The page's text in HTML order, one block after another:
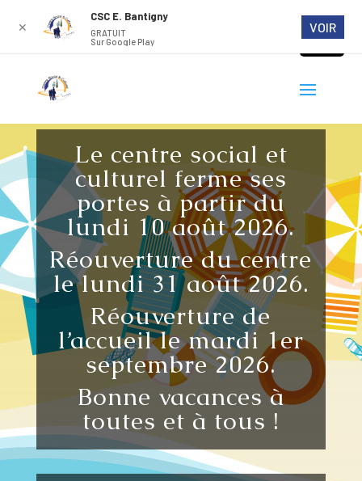
Le centre social et
culturel ferme ses
portes à partir du
lundi 10 août 2026.
Réouverture du centre
le lundi 31 août 2026.
Réouverture de
l’accueil le mardi 1er
septembre 2026.
Bonne vacances à
toutes et à tous !
✕
CSC E. Bantigny
GRATUIT
Sur Google Play
VOIR